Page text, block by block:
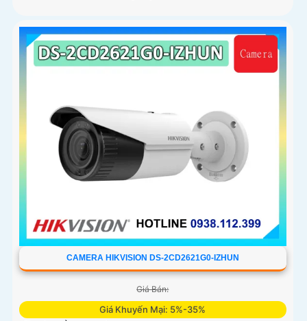
CAMERA HIKVISION DS-2CD2621G0-IZHUN
Giá Bán:
Giá Khuyến Mại: 5%-35%